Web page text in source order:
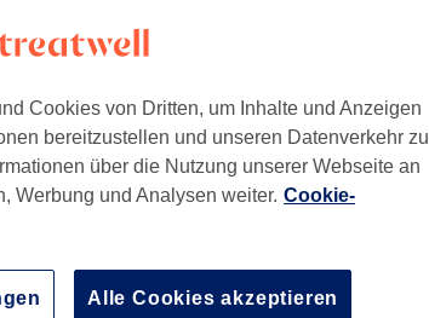
Cookies von Dritten, um Inhalte und Anzeigen
bereitzustellen und unseren Datenverkehr zu
über die Nutzung unserer Webseite an
Werbung und Analysen weiter. Cookie-
Alle Cookies akzeptieren